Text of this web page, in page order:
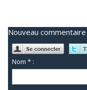
Nouveau commentaire
Nom * :